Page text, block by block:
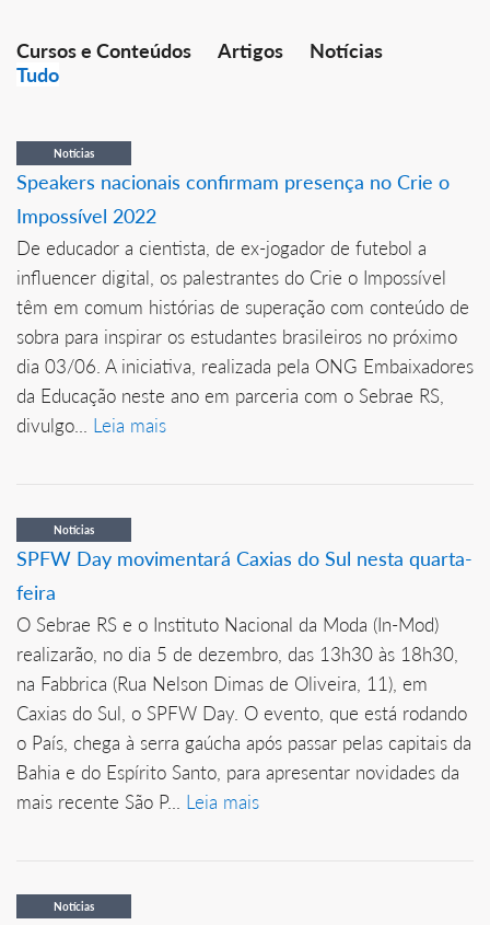
Cursos e Conteúdos Artigos
Notícias
Tudo
Notícias
Speakers nacionais confirmam presença no Crie o
Impossível 2022
De educador a cientista, de ex-jogador de futebol a
influencer digital, os palestrantes do Crie o Impossível
têm em comum histórias de superação com conteúdo de
sobra para inspirar os estudantes brasileiros no próximo
dia 03/06. A iniciativa, realizada pela ONG Embaixadores
da Educação neste ano em parceria com o Sebrae RS,
divulgo... Leia mais
Notícias
SPFW Day movimentará Caxias do Sul nesta quarta-
feira
O Sebrae RS e o Instituto Nacional da Moda (In-Mod)
realizarão, no dia 5 de dezembro, das 13h30 às 18h30,
na Fabbrica (Rua Nelson Dimas de Oliveira, 11), em
Caxias do Sul, o SPFW Day. O evento, que está rodando
o País, chega à serra gaúcha após passar pelas capitais da
Bahia e do Espírito Santo, para apresentar novidades da
mais recente São P... Leia mais
Notícias